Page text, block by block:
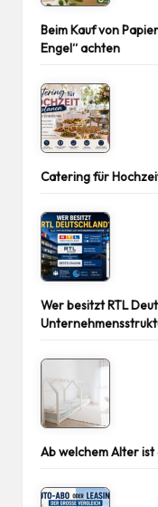
Beim Kauf von
Engel“ achten
Catering für
Wer besitzt RTL
Ab welchem Alter